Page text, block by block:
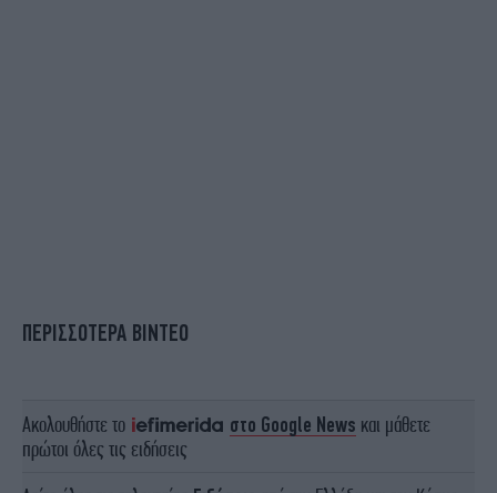
ΠΕΡΙΣΣΟΤΕΡΑ ΒΙΝΤΕΟ
Ακολουθήστε το στο Google News και μάθετε
πρώτοι όλες τις ειδήσεις